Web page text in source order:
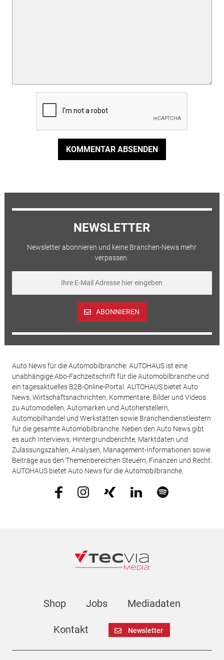
KOMMENTAR ABSENDEN
NEWSLETTER
Newsletter abonnieren und keine Branchen-News mehr
verpassen.
ABONNIEREN
Auto News für die Automobilbranche: AUTOHAUS ist eine
unabhängige Abo-Fachzeitschrift für die Automobilbranche und
ein tagesaktuelles B2B-Online-Portal. AUTOHAUS bietet Auto
News, Wirtschaftsnachrichten, Kommentare, Bilder und Videos
zu Automodellen, Automarken und Autoherstellern,
Automobilhandel und Werkstätten sowie Branchendienstleistern
für die gesamte Automobilbranche. Neben den Auto News gibt
es auch Interviews, Hintergrundberichte, Marktdaten und
Zulassungszahlen, Analysen, Management-Informationen sowie
Beiträge aus den Themenbereichen Steuern, Finanzen und Recht.
AUTOHAUS bietet Auto News für die Automobilbranche.
Shop Jobs Mediadaten
Kontakt Newsletter